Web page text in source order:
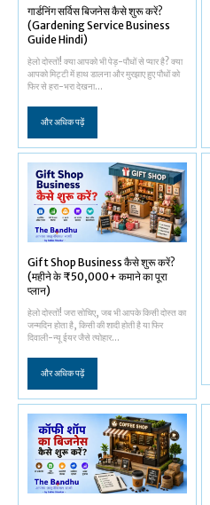
गार्डनिंग सर्विस बिजनेस कैसे शुरू करें?
(Gardening Service Business
Guide Hindi)
हेलो दोस्तों! क्या आपको भी पेड़-पौधों से प्यार है? क्या
आपको मिट्टी में हाथ डालना और मुरझाए हुए पौधों को
फिर से हरा-भरा देखना...
और अधिक पढ़ें
Gift Shop Business कैसे शुरू करें?
(महीने के ₹50,000+ कमाने का पूरा
प्लान)
हेलो दोस्तों! जरा सोचिए, जब भी आपके किसी दोस्त का
जन्मदिन होता है, किसी की शादी होती है या फिर
दिवाली-न्यू ईयर जैसे त्योहार...
और अधिक पढ़ें